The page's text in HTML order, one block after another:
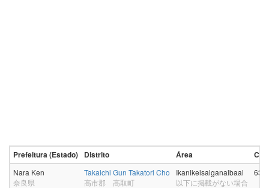
Prefeitura (Estado) Distrito Área CEP
Nara Ken
奈良県
Takaichi Gun Takatori Cho
高市郡 高取町
Ikanikeisaiganaibaai
以下に掲載がない場合